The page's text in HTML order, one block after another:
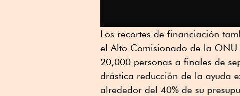
Los recortes de financiación
el Alto Comisionado de la ONU
20,000 personas a finales de
drástica reducción de la ayuda
alrededor del 40% de su